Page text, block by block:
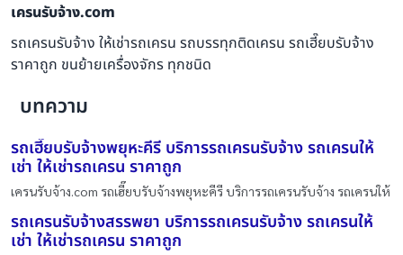
เครนรับจ้าง.com
รถเครนรับจ้าง ให้เช่ารถเครน รถบรรทุกติดเครน รถเฮี๊ยบรับจ้าง
ราคาถูก ขนย้ายเครื่องจักร ทุกชนิด
บทความ
รถเฮี๊ยบรับจ้างพยุหะคีรี บริการรถเครนรับจ้าง รถเครนให้
เช่า ให้เช่ารถเครน ราคาถูก
เครนรับจ้าง.com รถเฮี๊ยบรับจ้างพยุหะคีรี บริการรถเครนรับจ้าง รถเครนให้
รถเครนรับจ้างสรรพยา บริการรถเครนรับจ้าง รถเครนให้
เช่า ให้เช่ารถเครน ราคาถูก